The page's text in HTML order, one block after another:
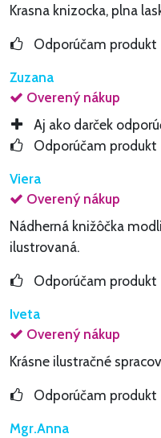
Krasna knizocka, plna
Odporúčam produkt
Zuzana
Overený nákup
Aj ako darček
Odporúčam produkt
Viera
Overený nákup
Nádherná knižôčka
ilustrovaná.
Odporúčam produkt
Iveta
Overený nákup
Krásne ilustračné
Odporúčam produkt
Mgr.Anna